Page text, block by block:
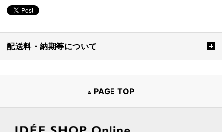
配送料・納期等について
PAGE TOP